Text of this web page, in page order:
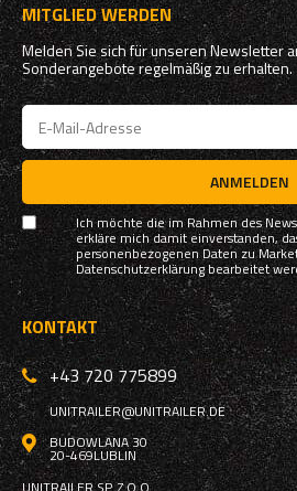
MITGLIED WERDEN
Melden Sie sich für unseren Newsletter
Sonderangebote regelmäßig zu erhalten.
ANMELDEN
Ich möchte die im Rahmen des
erkläre mich damit einverstanden,
personenbezogenen Daten zu
Datenschutzerklärung bearbeitet
KONTAKT
+43 720 775899
UNITRAILER@UNITRAILER.DE
BUDOWLANA 30
20-469LUBLIN